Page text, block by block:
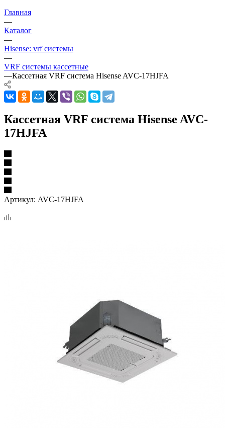
Главная
—
Каталог
—
Hisense: vrf системы
—
VRF системы кассетные
—Кассетная VRF система Hisense AVC-17HJFA
Кассетная VRF система Hisense AVC-
17HJFA
Артикул: AVC-17HJFA